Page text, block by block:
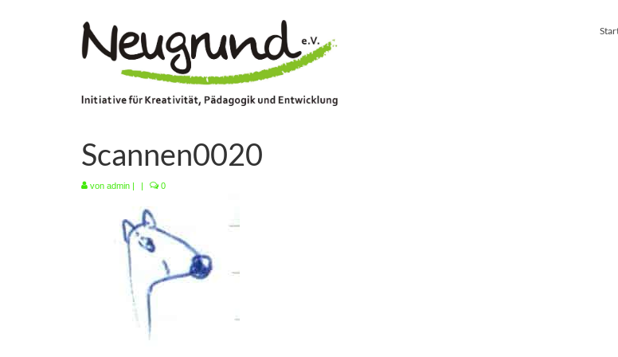
Scannen0020
von admin | | 0